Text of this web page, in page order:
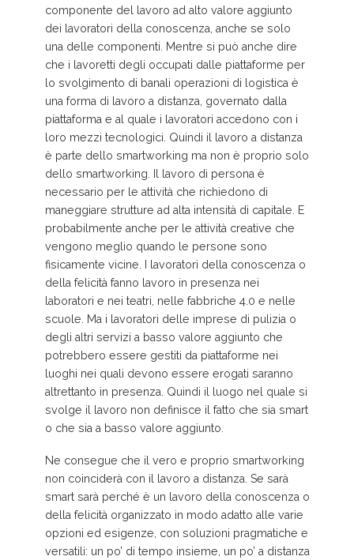
componente del lavoro ad alto valore aggiunto
dei lavoratori della conoscenza, anche se solo
una delle componenti. Mentre si può anche dire
che i lavoretti degli occupati dalle piattaforme per
lo svolgimento di banali operazioni di logistica è
una forma di lavoro a distanza, governato dalla
piattaforma e al quale i lavoratori accedono con i
loro mezzi tecnologici. Quindi il lavoro a distanza
è parte dello smartworking ma non è proprio solo
dello smartworking. Il lavoro di persona è
necessario per le attività che richiedono di
maneggiare strutture ad alta intensità di capitale. E
probabilmente anche per le attività creative che
vengono meglio quando le persone sono
fisicamente vicine. I lavoratori della conoscenza o
della felicità fanno lavoro in presenza nei
laboratori e nei teatri, nelle fabbriche 4.0 e nelle
scuole. Ma i lavoratori delle imprese di pulizia o
degli altri servizi a basso valore aggiunto che
potrebbero essere gestiti da piattaforme nei
luoghi nei quali devono essere erogati saranno
altrettanto in presenza. Quindi il luogo nel quale si
svolge il lavoro non definisce il fatto che sia smart
o che sia a basso valore aggiunto.
Ne consegue che il vero e proprio smartworking
non coinciderà con il lavoro a distanza. Se sarà
smart sarà perché è un lavoro della conoscenza o
della felicità organizzato in modo adatto alle varie
opzioni ed esigenze, con soluzioni pragmatiche e
versatili: un po’ di tempo insieme, un po’ a distanza